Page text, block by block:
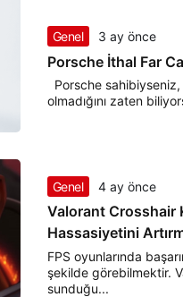
Genel 3 ay önce
Porsche İthal Far
Porsche sahibiyseniz,
olmadığını zaten
Genel 4 ay önce
Valorant Crosshair
Hassasiyetini
FPS oyunlarında
şekilde görebilmektir.
sunduğu...